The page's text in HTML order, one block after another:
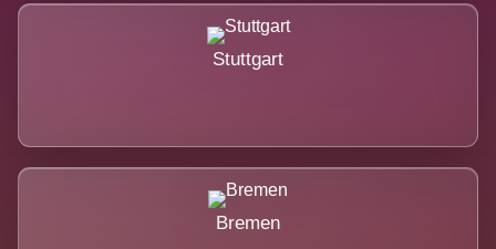
Stuttgart
Bremen